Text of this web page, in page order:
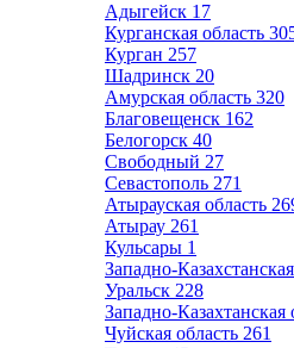
Адыгейск 17
Курганская область
Курган 257
Шадринск 20
Амурская область 320
Благовещенск 162
Белогорск 40
Свободный 27
Севастополь 271
Атырауская область
Атырау 261
Кульсары 1
Западно-
Уральск 228
Западно-Казахтанская
Чуйская область 261